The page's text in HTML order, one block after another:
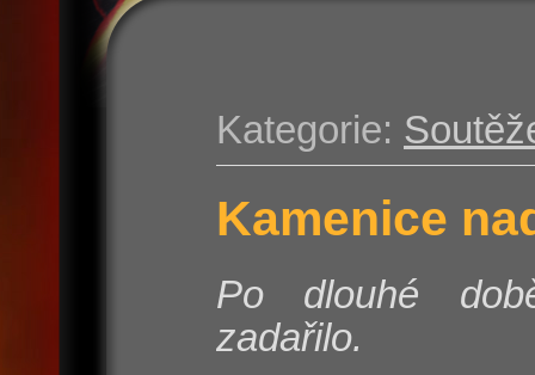
Kategorie:
Kamenice
Po dlouhé
zadařilo.